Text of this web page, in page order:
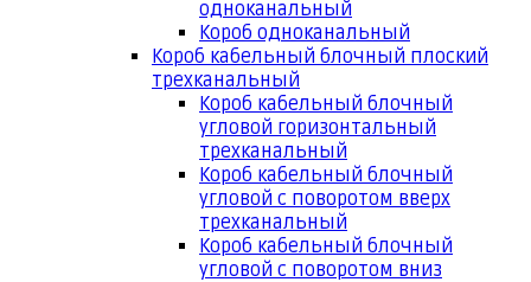
одноканальный
Короб одноканальный
Короб кабельный блочный плоский
трехканальный
Короб кабельный блочный
угловой горизонтальный
трехканальный
Короб кабельный блочный
угловой с поворотом вверх
трехканальный
Короб кабельный блочный
угловой с поворотом вниз